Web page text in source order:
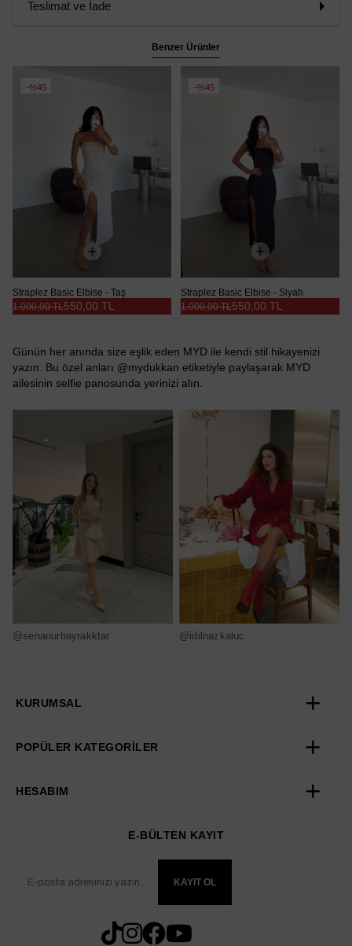
Teslimat ve İade
Benzer Ürünler
%45
Straplez Basic Elbise - Taş
550,00 TL
1.000,00 TL
%45
Straplez Basic Elbise - Siyah
550,00 TL
1.000,00 TL
Günün her anında size eşlik eden MYD ile kendi stil hikayenizi
yazın. Bu özel anları @mydukkan etiketiyle paylaşarak MYD
ailesinin selfie panosunda yerinizi alın.
@senanurbayrakktar @idilnazkaluc
KURUMSAL
POPÜLER KATEGORİLER
HESABIM
E-BÜLTEN KAYIT
KAYIT OL